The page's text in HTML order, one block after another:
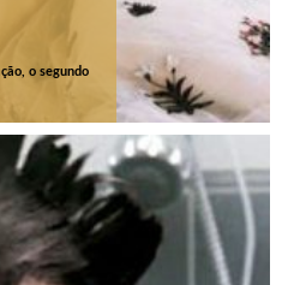
o segundo